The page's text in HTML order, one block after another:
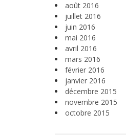
août 2016
juillet 2016
juin 2016
mai 2016
avril 2016
mars 2016
février 2016
janvier 2016
décembre 2015
novembre 2015
octobre 2015